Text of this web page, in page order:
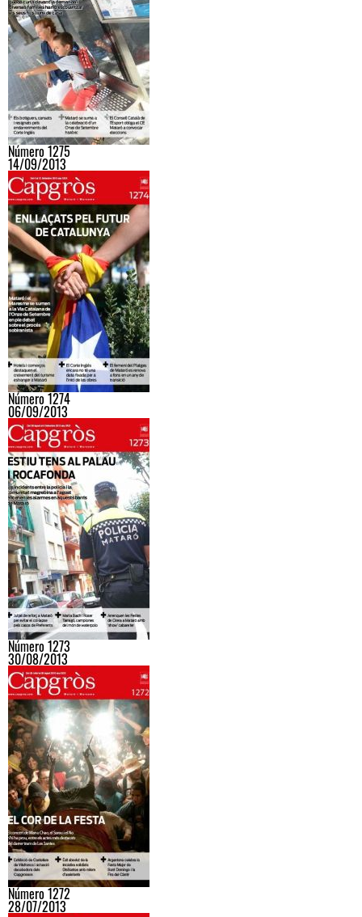
Número 1275
14/09/2013
Número 1274
06/09/2013
Número 1273
30/08/2013
Número 1272
28/07/2013